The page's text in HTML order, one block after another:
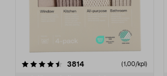
3814arvostelut (1,00/kpl)
4.5viidestä